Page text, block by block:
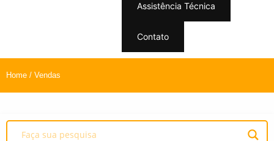
Assistência Técnica
Contato
Home / Vendas